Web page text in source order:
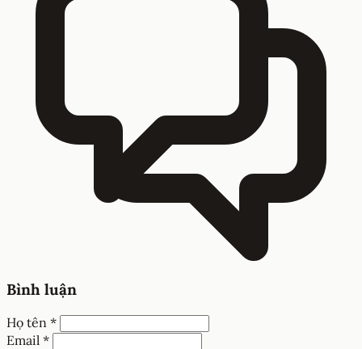
Bình luận
Họ tên *
Email *